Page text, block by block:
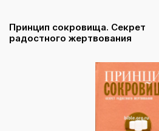
Принцип сокровища. Секрет
радостного жертвования